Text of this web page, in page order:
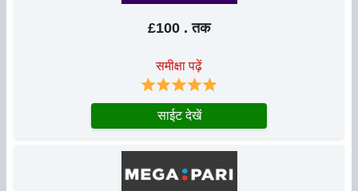
£100 . तक
समीक्षा पढ़ें
साईट देखें